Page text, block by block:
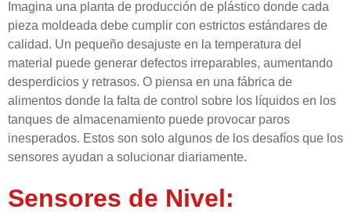
Imagina una planta de producción de plástico donde cada
pieza moldeada debe cumplir con estrictos estándares de
calidad. Un pequeño desajuste en la temperatura del
material puede generar defectos irreparables, aumentando
desperdicios y retrasos. O piensa en una fábrica de
alimentos donde la falta de control sobre los líquidos en los
tanques de almacenamiento puede provocar paros
inesperados. Estos son solo algunos de los desafíos que los
sensores ayudan a solucionar diariamente.
Sensores de Nivel: